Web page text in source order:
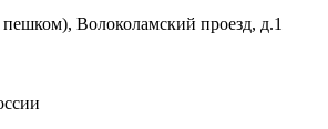
Волоколамский проезд, д.1